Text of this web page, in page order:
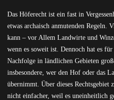
Das Höferecht ist ein fast in
etwas archaisch anmutenden Regeln.
kann – vor Allem Landwirte und
wenn es soweit ist. Dennoch hat es
Nachfolge in ländlichen Gebieten
insbesondere, wer den Hof oder das
übernimmt. Über dieses Rechtsgebiet
nicht einfacher, weil es uneinheitlich